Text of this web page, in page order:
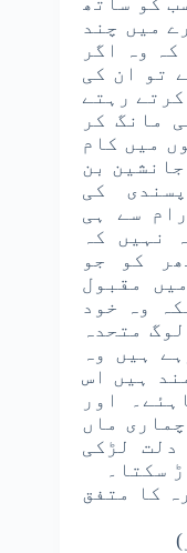
میں چند
وہ اگر
تو ان کی
رہتے
مانگ کر
میں کام
بن
کی
سے ہی
نہیں کہ
کو جو
مقبول
وہ خود
متحدہ
ہیں وہ
ہیں اس
اور
ماں
لڑکی
سکتا۔
کا متفق